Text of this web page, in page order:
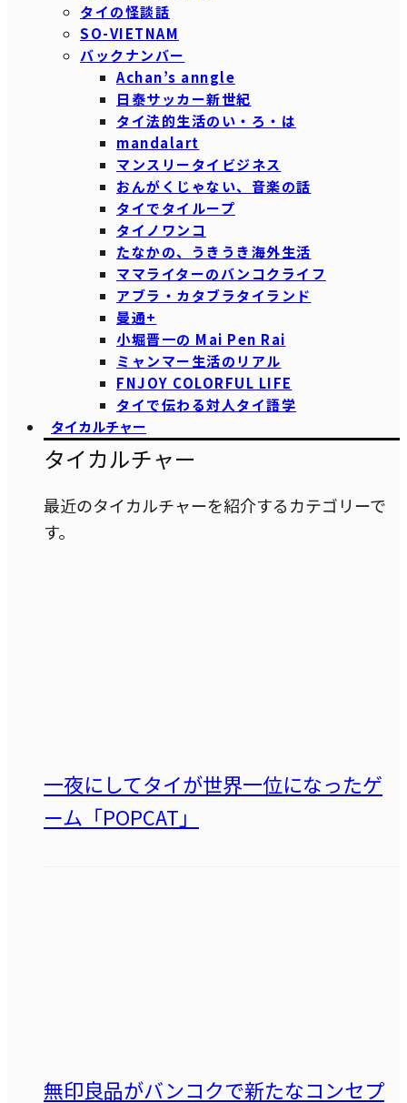
タイの怪談話
SO-VIETNAM
バックナンバー
Achan’s anngle
日泰サッカー新世紀
タイ法的生活のい・ろ・は
mandalart
マンスリータイビジネス
おんがくじゃない、音楽の話
タイでタイループ
タイノワンコ
たなかの、うきうき海外生活
ママライターのバンコクライフ
アブラ・カタブラタイランド
曼通+
小堀晋一の Mai Pen Rai
ミャンマー生活のリアル
FNJOY COLORFUL LIFE
タイで伝わる対人タイ語学
タイカルチャー
タイカルチャー
最近のタイカルチャーを紹介するカテゴリーで
す。
一夜にしてタイが世界一位になったゲ
ーム「POPCAT」
無印良品がバンコクで新たなコンセプ